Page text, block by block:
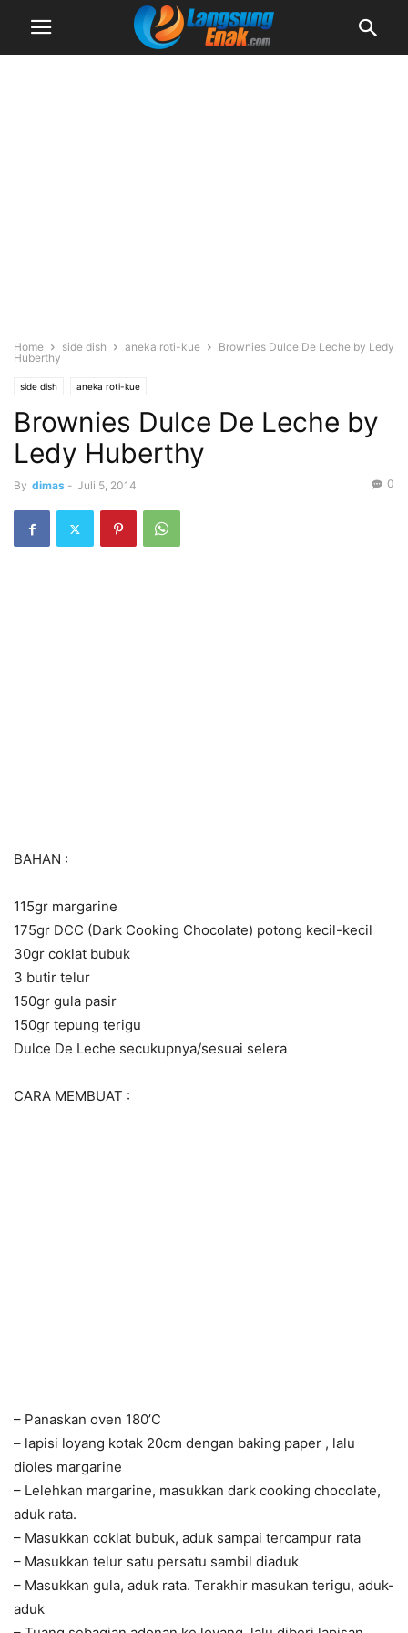
Home side dish aneka roti-kue
Brownies Dulce De Leche by Ledy
Huberthy
side dish aneka roti-kue
Brownies Dulce De Leche by
Ledy Huberthy
By dimas - Juli 5, 2014 0
BAHAN :
115gr margarine
175gr DCC (Dark Cooking Chocolate) potong kecil-kecil
30gr coklat bubuk
3 butir telur
150gr gula pasir
150gr tepung terigu
Dulce De Leche secukupnya/sesuai selera
CARA MEMBUAT :
– Panaskan oven 180’C
– lapisi loyang kotak 20cm dengan baking paper , lalu
dioles margarine
– Lelehkan margarine, masukkan dark cooking chocolate,
aduk rata.
– Masukkan coklat bubuk, aduk sampai tercampur rata
– Masukkan telur satu persatu sambil diaduk
– Masukkan gula, aduk rata. Terakhir masukan terigu, aduk-
aduk